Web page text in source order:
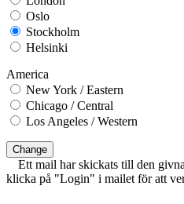
Oslo
Stockholm
Helsinki
America
New York / Eastern
Chicago / Central
Los Angeles / Western
Change
Ett mail har skickats till den
klicka på "Login" i mailet för att